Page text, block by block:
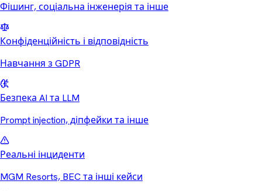
Фішинг, соціальна інженерія та інше
Конфіденційність і відповідність
Навчання з GDPR
Безпека AI та LLM
Prompt injection, діпфейки та інше
Реальні інциденти
MGM Resorts, BEC та інші кейси